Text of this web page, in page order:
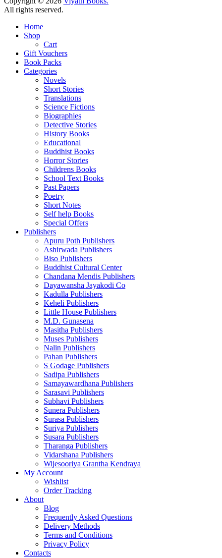
All rights reserved.
Home
Shop
Cart
Gift Vouchers
Book Packs
Categories
Novels
Short Stories
Translations
Science Fictions
Biographies
Detective Stories
History Books
Educational
Buddhist Books
Horror Stories
Childrens Books
School Text Books
Past Papers
Poetry
Short Notes
Self help Books
Special Offers
Publishers
Apuru Poth Publishers
Ashirwada Publishers
Biso Publishers
Buddhist Cultural Center
Chandana Mendis Publishers
Dayawansha Jayakodi Co
Kadulla Publishers
Keheli Publishers
Little House Publishers
M.D. Gunasena
Masitha Publishers
Muses Publishers
Nalin Publishers
Pahan Publishers
S Godage Publishers
Sadipa Publishers
Samayawardhana Publishers
Sarasavi Publishers
Subhavi Publishers
Sunera Publishers
Surasa Publishers
Suriya Publishers
Susara Publishers
Tharanga Publishers
Vidarshana Publishers
Wijesooriya Grantha Kendraya
My Account
Wishlist
Order Tracking
About
Blog
Frequently Asked Questions
Delivery Methods
Terms and Conditions
Privacy Policy
Contacts